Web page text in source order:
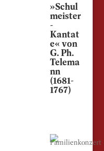
»Schul
meister
-
Kantat
e« von
G. Ph.
Telema
nn
(1681-
1767)